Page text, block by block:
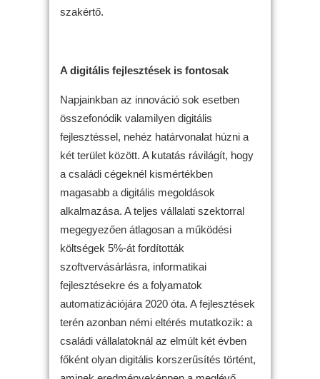
szakértő.
A digitális fejlesztések is fontosak
Napjainkban az innováció sok esetben
összefonódik valamilyen digitális
fejlesztéssel, nehéz határvonalat húzni a
két terület között. A kutatás rávilágít, hogy
a családi cégeknél kismértékben
magasabb a digitális megoldások
alkalmazása. A teljes vállalati szektorral
megegyezően átlagosan a működési
költségek 5%-át fordították
szoftvervásárlásra, informatikai
fejlesztésekre és a folyamatok
automatizációjára 2020 óta. A fejlesztések
terén azonban némi eltérés mutatkozik: a
családi vállalatoknál az elmúlt két évben
főként olyan digitális korszerűsítés történt,